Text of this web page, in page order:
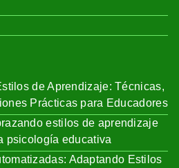
de Aprendizaje: Técnicas,
Prácticas para Educadores
estilos de aprendizaje
psicología educativa
Adaptando Estilos